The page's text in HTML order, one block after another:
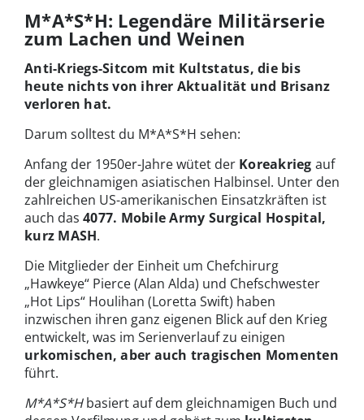
M*A*S*H: Legendäre Militärserie
zum Lachen und Weinen
Anti-Kriegs-Sitcom mit Kultstatus, die bis
heute nichts von ihrer Aktualität und Brisanz
verloren hat.
Darum solltest du M*A*S*H sehen:
Anfang der 1950er-Jahre wütet der Koreakrieg auf
der gleichnamigen asiatischen Halbinsel. Unter den
zahlreichen US-amerikanischen Einsatzkräften ist
auch das 4077. Mobile Army Surgical Hospital,
kurz MASH.
Die Mitglieder der Einheit um Chefchirurg
„Hawkeye“ Pierce (Alan Alda) und Chefschwester
„Hot Lips“ Houlihan (Loretta Swift) haben
inzwischen ihren ganz eigenen Blick auf den Krieg
entwickelt, was im Serienverlauf zu einigen
urkomischen, aber auch tragischen Momenten
führt.
M*A*S*Hbasiert auf dem gleichnamigen Buch und